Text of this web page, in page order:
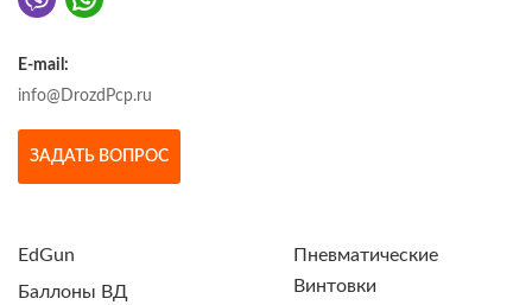
E-mail:
info@DrozdPcp.ru
ЗАДАТЬ ВОПРОС
EdGun
Баллоны ВД
Пневматические
Винтовки